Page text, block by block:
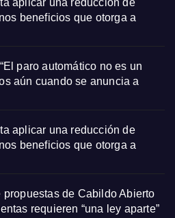
aplicar una reducción de
beneficios que otorga a
paro automático no es un
aún cuando se anuncia a
aplicar una reducción de
beneficios que otorga a
de Cabildo Abierto
requieren “una ley aparte”